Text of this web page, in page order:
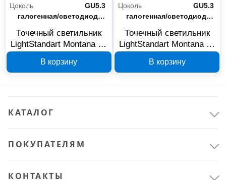
Цоколь
GU5.3
Тип лампы
галогенная/светодиодная
Точечный светильник
LightStandart Montana 51
IT8075
В корзину
Цоколь
GU5.3
Тип лампы
галогенная/светодиодная
Точечный светильник
LightStandart Montana 51
В корзину
КАТАЛОГ
ПОКУПАТЕЛЯМ
КОНТАКТЫ